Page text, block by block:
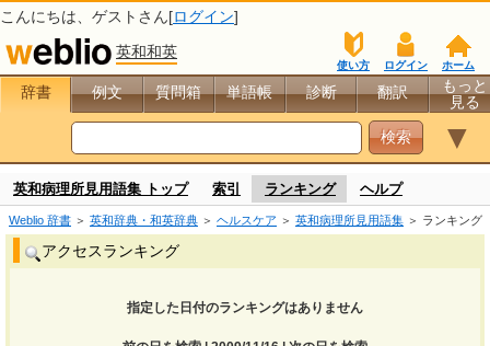
こんにちは、 ゲスト さん[ログイン]
英和和英
ホーム
ログイン
使い方
辞書 例文 質問箱 単語帳 診断 翻訳
もっと
見る
▼
英和病理所見用語集 トップ 索引 ランキング ヘルプ
Weblio 辞書 ＞ 英和辞典・和英辞典 ＞ ヘルスケア ＞ 英和病理所見用語集 ＞ ランキング
アクセスランキング
指定した日付のランキングはありません